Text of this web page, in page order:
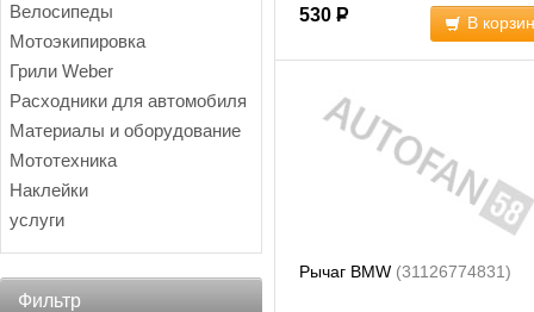
Велосипеды
Мотоэкипировка
Грили Weber
Расходники для автомобиля
Материалы и оборудование
Мототехника
Наклейки
услуги
Фильтр
530 Р В
Рычаг BMW (31126774831)